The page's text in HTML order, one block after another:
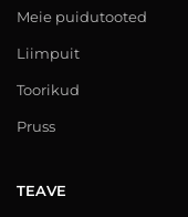
Meie puidutooted
Liimpuit
Toorikud
Pruss
TEAVE